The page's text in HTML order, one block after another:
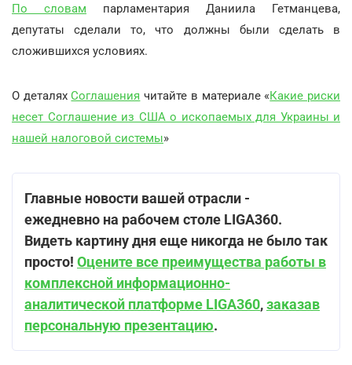
По словам парламентария Даниила Гетманцева,
депутаты сделали то, что должны были сделать в
сложившихся условиях.
О деталяхСоглашения читайте в материале «Какие риски
несет Соглашение из США о ископаемых для Украины и
нашей налоговой системы»
Главные новости вашей отрасли -
ежедневно на рабочем столе LIGA360.
Видеть картину дня еще никогда не было так
просто! Оцените все преимущества работы в
комплексной информационно-
аналитической платформе LIGA360,заказав
персональную презентацию.